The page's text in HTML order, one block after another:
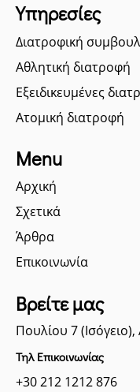
Υπηρεσίες
Διατροφική
Αθλητική διατροφή
Εξειδικευμένες
Ατομική διατροφή
Menu
Αρχική
Σχετικά
Άρθρα
Επικοινωνία
Βρείτε μας
Πουλίου 7
Τηλ Επικοινωνίας
+30 212 1212 876